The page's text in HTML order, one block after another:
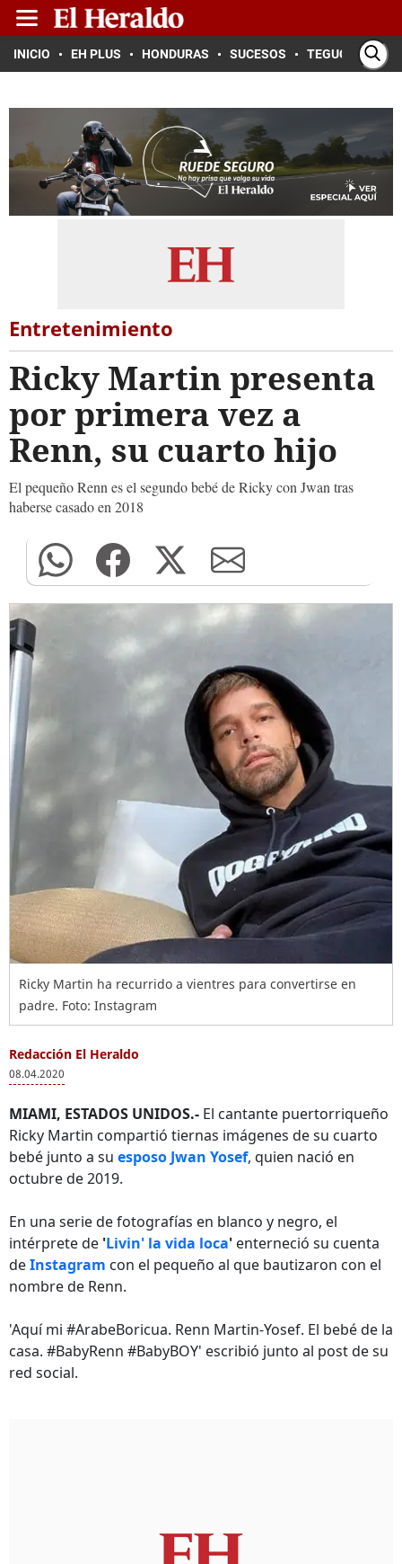
INICIO EH PLUS HONDURAS SUCESOS TEGUCIGALPA
Entretenimiento
Ricky Martin presenta
por primera vez a
Renn, su cuarto hijo
El pequeño Renn es el segundo bebé de Ricky con Jwan tras
haberse casado en 2018
Ricky Martin ha recurrido a vientres para convertirse en
padre. Foto: Instagram
Redacción El Heraldo
08.04.2020
MIAMI, ESTADOS UNIDOS.- El cantante puertorriqueño
Ricky Martin compartió tiernas imágenes de su cuarto
bebé junto a su esposo Jwan Yosef, quien nació en
octubre de 2019.
En una serie de fotografías en blanco y negro, el
intérprete de 'Livin' la vida loca' enterneció su cuenta
deInstagram con el pequeño al que bautizaron con el
nombre de Renn.
'Aquí mi #ArabeBoricua. Renn Martin-Yosef. El bebé de la
casa. #BabyRenn #BabyBOY' escribió junto al post de su
red social.